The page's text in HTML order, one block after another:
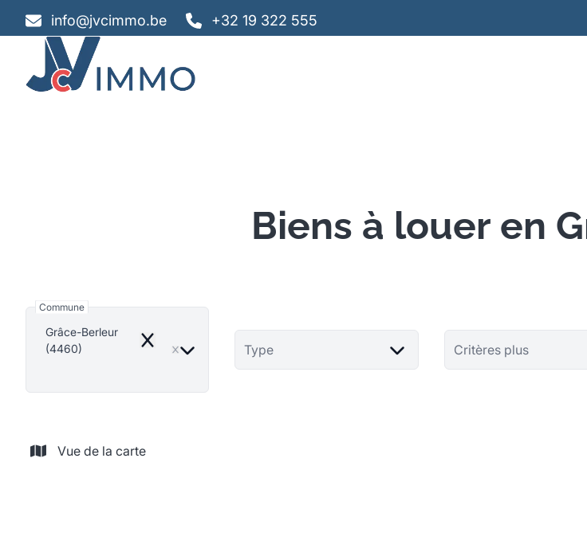
info@jvcimmo.be +32 19 322 555
Biens à louer en
Commune
Grâce-Berleur
(4460)
Remove Type Critères plus
Vue de la carte